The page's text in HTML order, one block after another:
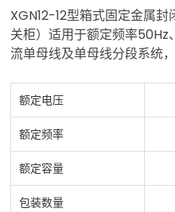
XGN12-12型箱式固定金属
关柜）适用于额定频率50Hz
流单母线及单母线分段系统
额定电压
额定频率
额定容量
包装数量